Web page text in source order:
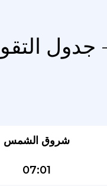
شروق الشمس
07:01